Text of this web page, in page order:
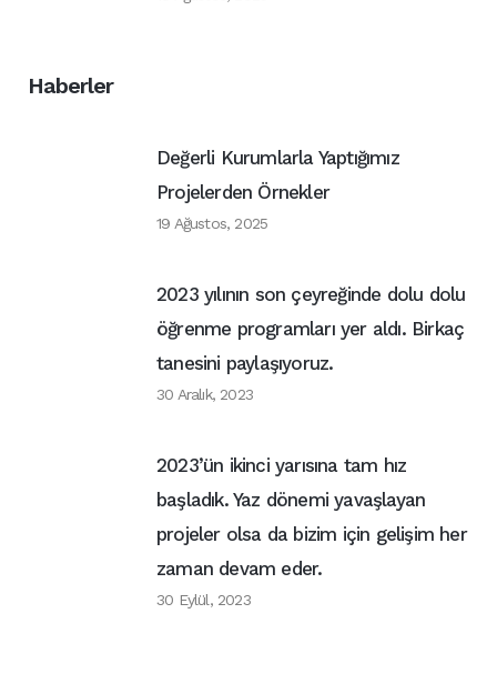
Haberler
Değerli Kurumlarla Yaptığımız
Projelerden Örnekler
19 Ağustos, 2025
2023 yılının son çeyreğinde dolu dolu
öğrenme programları yer aldı. Birkaç
tanesini paylaşıyoruz.
30 Aralık, 2023
2023’ün ikinci yarısına tam hız
başladık. Yaz dönemi yavaşlayan
projeler olsa da bizim için gelişim her
zaman devam eder.
30 Eylül, 2023